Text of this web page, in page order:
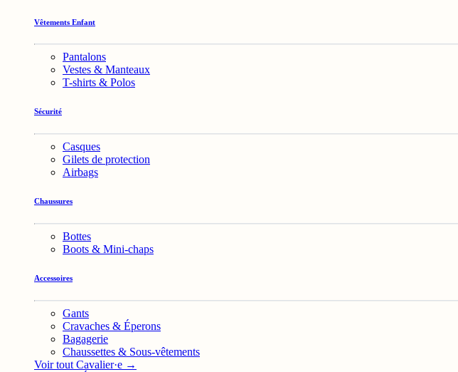
Vêtements Enfant
Pantalons
Vestes & Manteaux
T-shirts & Polos
Sécurité
Casques
Gilets de protection
Airbags
Chaussures
Bottes
Boots & Mini-chaps
Accessoires
Gants
Cravaches & Éperons
Bagagerie
Chaussettes & Sous-vêtements
Voir tout Cavalier·e →